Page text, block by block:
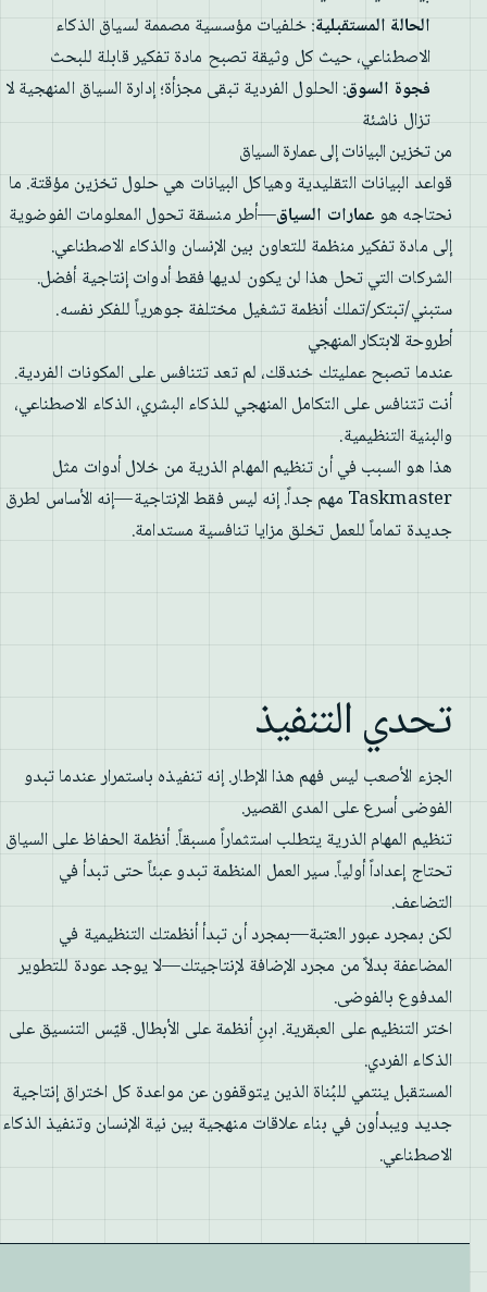
الحالة المستقبلية: خلفيات مؤسسية مصممة لسياق الذكاء
الاصطناعي، حيث كل وثيقة تصبح مادة تفكير قابلة للبحث
فجوة السوق: الحلول الفردية تبقى مجزأة؛ إدارة السياق المنهجية لا
تزال ناشئة
من تخزين البيانات إلى عمارة السياق
قواعد البيانات التقليدية وهياكل البيانات هي حلول تخزين مؤقتة. ما
نحتاجه هوعمارات السياق—أطر منسقة تحول المعلومات الفوضوية
إلى مادة تفكير منظمة للتعاون بين الإنسان والذكاء الاصطناعي.
الشركات التي تحل هذا لن يكون لديها فقط أدوات إنتاجية أفضل.
ستبني/تبتكر/تملك أنظمة تشغيل مختلفة جوهرياً للفكر نفسه.
أطروحة الابتكار المنهجي
عندما تصبح عمليتك خندقك، لم تعد تتنافس على المكونات الفردية.
أنت تتنافس على التكامل المنهجي للذكاء البشري، الذكاء الاصطناعي،
والبنية التنظيمية.
هذا هو السبب في أن تنظيم المهام الذرية من خلال أدوات مثل
Taskmaster مهم جداً. إنه ليس فقط الإنتاجية—إنه الأساس لطرق
جديدة تماماً للعمل تخلق مزايا تنافسية مستدامة.
تحدي التنفيذ
الجزء الأصعب ليس فهم هذا الإطار. إنه تنفيذه باستمرار عندما تبدو
الفوضى أسرع على المدى القصير.
تنظيم المهام الذرية يتطلب استثماراً مسبقاً. أنظمة الحفاظ على السياق
تحتاج إعداداً أولياً. سير العمل المنظمة تبدو عبئاً حتى تبدأ في
التضاعف.
لكن بمجرد عبور العتبة—بمجرد أن تبدأ أنظمتك التنظيمية في
المضاعفة بدلاً من مجرد الإضافة لإنتاجيتك—لا يوجد عودة للتطوير
المدفوع بالفوضى.
اختر التنظيم على العبقرية. ابنِ أنظمة على الأبطال. قيّس التنسيق على
الذكاء الفردي.
المستقبل ينتمي للبُناة الذين يتوقفون عن مواعدة كل اختراق إنتاجية
جديد ويبدأون في بناء علاقات منهجية بين نية الإنسان وتنفيذ الذكاء
الاصطناعي.